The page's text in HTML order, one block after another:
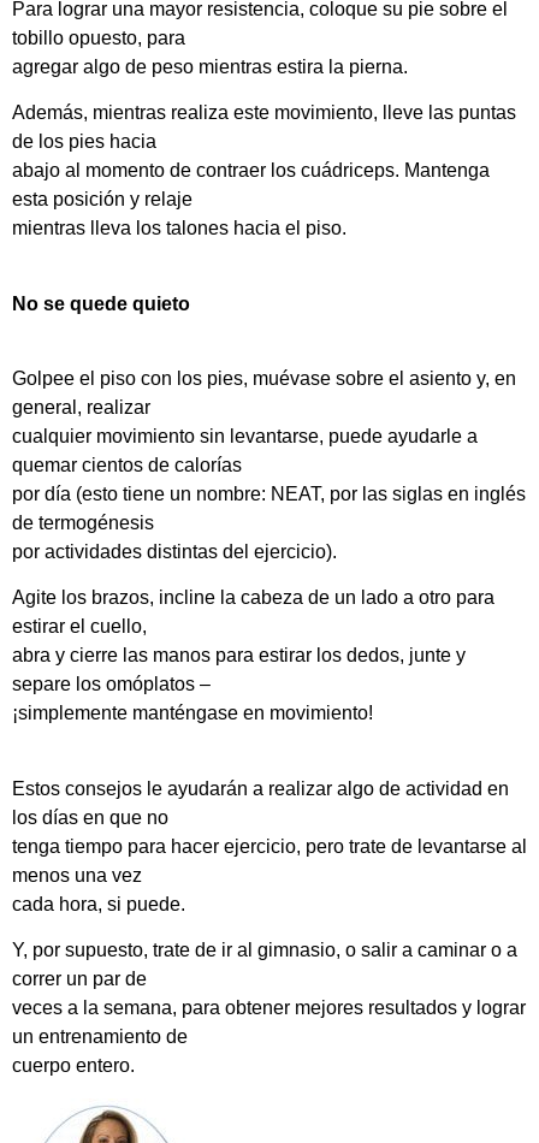
Para lograr una mayor resistencia, coloque su pie sobre el
tobillo opuesto, para
agregar algo de peso mientras estira la pierna.
Además, mientras realiza este movimiento, lleve las puntas
de los pies hacia
abajo al momento de contraer los cuádriceps. Mantenga
esta posición y relaje
mientras lleva los talones hacia el piso.
No se quede quieto
Golpee el piso con los pies, muévase sobre el asiento y, en
general, realizar
cualquier movimiento sin levantarse, puede ayudarle a
quemar cientos de calorías
por día (esto tiene un nombre: NEAT, por las siglas en inglés
de termogénesis
por actividades distintas del ejercicio).
Agite los brazos, incline la cabeza de un lado a otro para
estirar el cuello,
abra y cierre las manos para estirar los dedos, junte y
separe los omóplatos –
¡simplemente manténgase en movimiento!
Estos consejos le ayudarán a realizar algo de actividad en
los días en que no
tenga tiempo para hacer ejercicio, pero trate de levantarse al
menos una vez
cada hora, si puede.
Y, por supuesto, trate de ir al gimnasio, o salir a caminar o a
correr un par de
veces a la semana, para obtener mejores resultados y lograr
un entrenamiento de
cuerpo entero.